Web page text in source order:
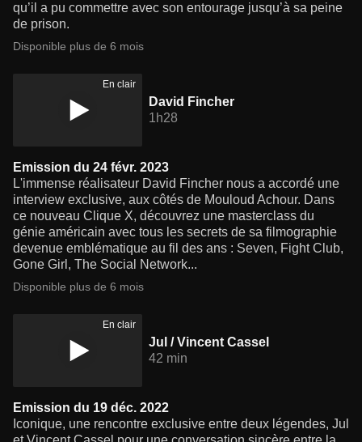
qu’il a pu commettre avec son entourage jusqu’à sa peine
de prison.
Disponible plus de 6 mois
En clair
David Fincher
1h28
Emission du 24 févr. 2023
L'immense réalisateur David Fincher nous a accordé une
interview exclusive, aux côtés de Mouloud Achour. Dans
ce nouveau Clique X, découvrez une masterclass du
génie américain avec tous les secrets de sa filmographie
devenue emblématique au fil des ans : Seven, Fight Club,
Gone Girl, The Social Network...
Disponible plus de 6 mois
En clair
Jul / Vincent Cassel
42 min
Emission du 19 déc. 2022
Iconique, une rencontre exclusive entre deux légendes, Jul